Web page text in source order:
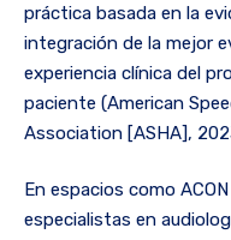
práctica basada en la
integración de la mejor
experiencia clínica del
paciente (American
Association [ASHA],
En espacios como
especialistas en